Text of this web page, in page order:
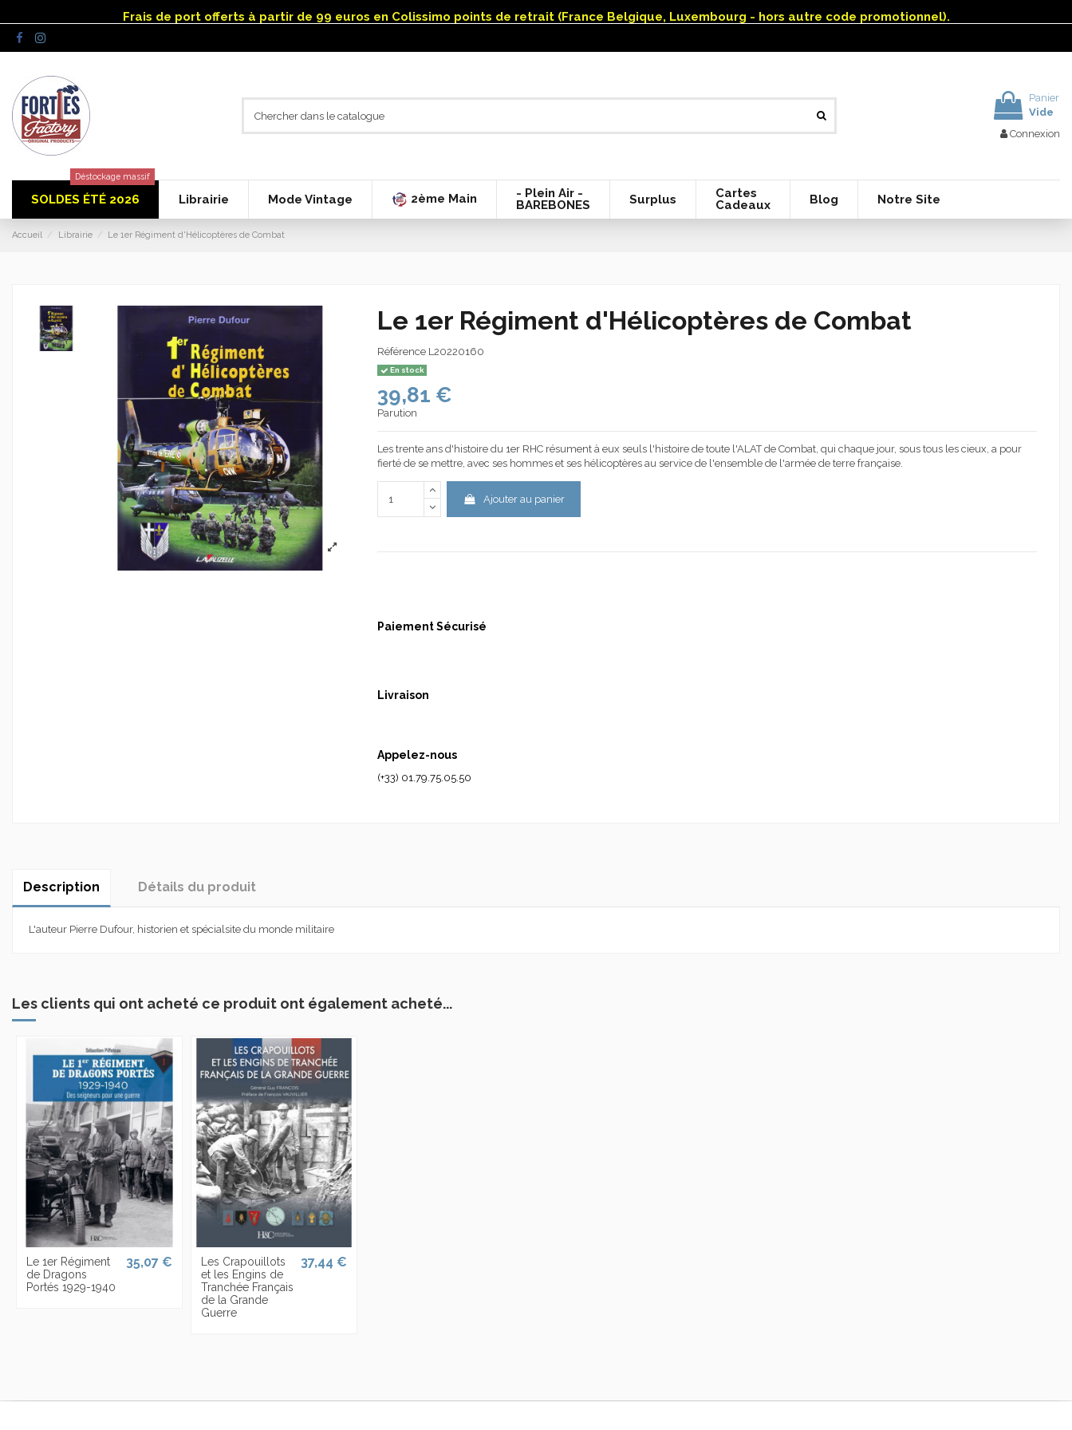
Frais de port offerts à partir de 99 euros en Colissimo points de retrait (France Belgique, Luxembourg - hors autre code promotionnel).
Panier
Vide
Connexion
SOLDES ÉTÉ 2026
Déstockage massif
Librairie Mode Vintage 2ème Main
- Plein Air -
BAREBONES
Surplus
Cartes
Cadeaux
Blog Notre Site
Accueil Librairie Le 1er Régiment d'Hélicoptères de Combat
Le 1er Régiment d'Hélicoptères de Combat
Référence L20220160
En stock
39,81 €
Parution
Les trente ans d'histoire du 1er RHC résument à eux seuls l'histoire de toute l'ALAT de Combat, qui chaque jour, sous tous les cieux, a pour
fierté de se mettre, avec ses hommes et ses hélicoptères au service de l'ensemble de l'armée de terre française.
Ajouter au panier
Paiement Sécurisé
Livraison
Appelez-nous
(+33) 01.79.75.05.50
Description Détails du produit
L'auteur Pierre Dufour, historien et spécialsite du monde militaire
Les clients qui ont acheté ce produit ont également acheté...
Le 1er Régiment
de Dragons
Portés 1929-1940
35,07 €
Les Crapouillots
et les Engins de
Tranchée Français
de la Grande
Guerre
37,44 €